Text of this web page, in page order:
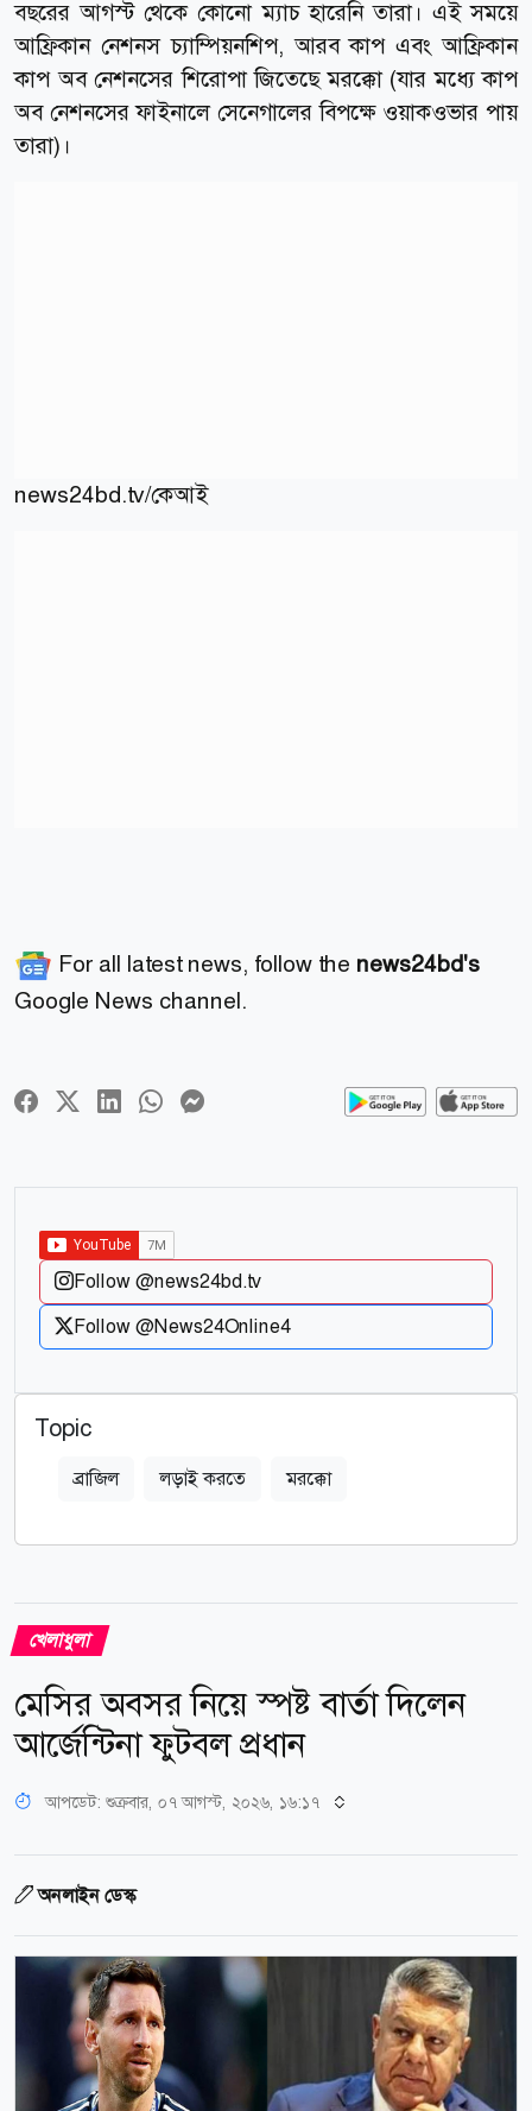
বছরের আগস্ট থেকে কোনো ম্যাচ হারেনি তারা। এই সময়ে
আফ্রিকান নেশনস চ্যাম্পিয়নশিপ, আরব কাপ এবং আফ্রিকান
কাপ অব নেশনসের শিরোপা জিতেছে মরক্কো (যার মধ্যে কাপ
অব নেশনসের ফাইনালে সেনেগালের বিপক্ষে ওয়াকওভার পায়
তারা)।
news24bd.tv/কেআই
For all latest news, follow the news24bd's
Google News channel.
Follow @news24bd.tv
Follow @News24Online4
Topic
ব্রাজিল লড়াই করতে মরক্কো
খেলাধুলা
মেসির অবসর নিয়ে স্পষ্ট বার্তা দিলেন
আর্জেন্টিনা ফুটবল প্রধান
আপডেট: শুক্রবার, ০৭ আগস্ট, ২০২৬, ১৬:১৭
অনলাইন ডেস্ক